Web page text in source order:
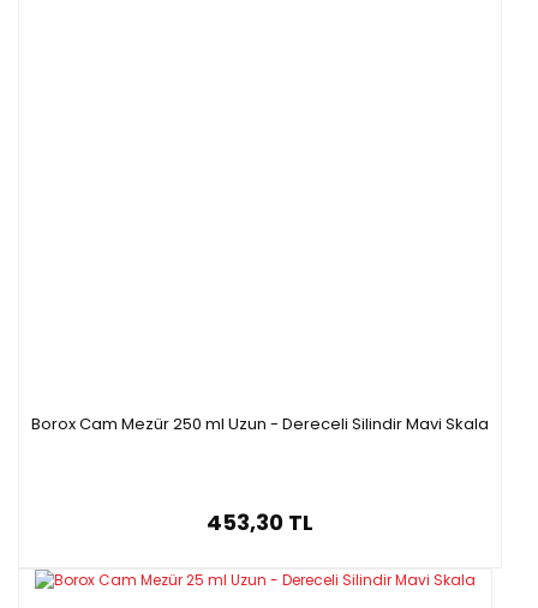
Borox Cam Mezür 250 ml Uzun - Dereceli Silindir Mavi Skala
453,30 TL